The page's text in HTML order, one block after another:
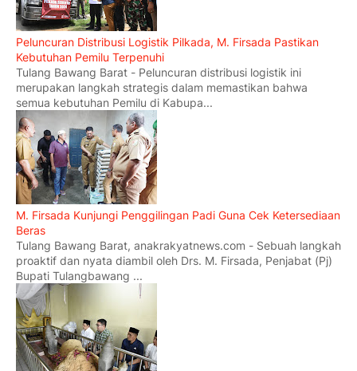
Peluncuran Distribusi Logistik Pilkada, M. Firsada Pastikan
Kebutuhan Pemilu Terpenuhi
Tulang Bawang Barat - Peluncuran distribusi logistik ini
merupakan langkah strategis dalam memastikan bahwa
semua kebutuhan Pemilu di Kabupa...
M. Firsada Kunjungi Penggilingan Padi Guna Cek Ketersediaan
Beras
Tulang Bawang Barat, anakrakyatnews.com - Sebuah langkah
proaktif dan nyata diambil oleh Drs. M. Firsada, Penjabat (Pj)
Bupati Tulangbawang ...